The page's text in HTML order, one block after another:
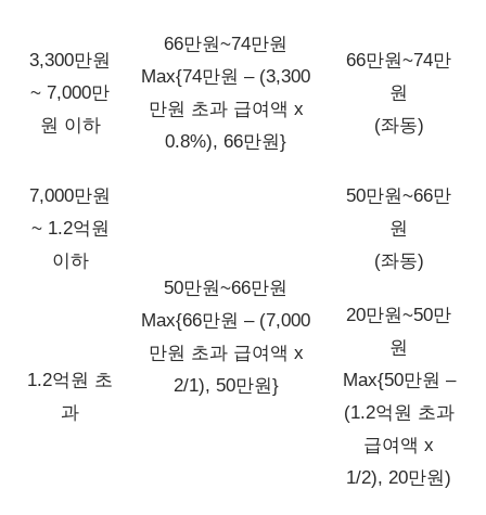
3,300만원
~ 7,000만
원 이하
66만원~74만원
Max{74만원 – (3,300
만원 초과 급여액 x
0.8%), 66만원}
66만원~74만
원
(좌동)
7,000만원
~ 1.2억원
이하
50만원~66만원
Max{66만원 – (7,000
만원 초과 급여액 x
2/1), 50만원}
50만원~66만
원
(좌동)
1.2억원 초
과
20만원~50만
원
Max{50만원 –
(1.2억원 초과
급여액 x
1/2), 20만원)